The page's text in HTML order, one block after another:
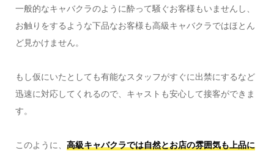
一般的なキャバクラのように酔って騒ぐお客様もいませんし、
お触りをするような下品なお客様も高級キャバクラではほとん
ど見かけません。
もし仮にいたとしても有能なスタッフがすぐに出禁にするなど
迅速に対応してくれるので、キャストも安心して接客ができま
す。
このように、 高級キャバクラでは自然とお店の雰囲気も上品に